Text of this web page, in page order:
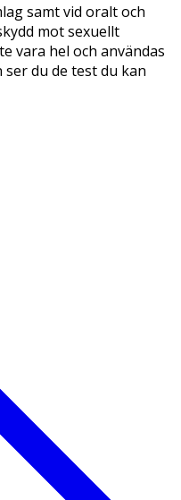
samt vid oralt och
mot sexuellt
vara hel och användas
du de test du kan